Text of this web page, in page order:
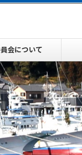
会について